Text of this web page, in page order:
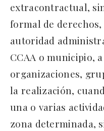
extracontractual,
formal de
autoridad
CCAA o municipio,
organizaciones,
la realización,
una o varias
zona determinada,